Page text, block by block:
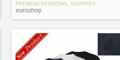
PREMIUM PERSONAL SHOPPER
euroshop